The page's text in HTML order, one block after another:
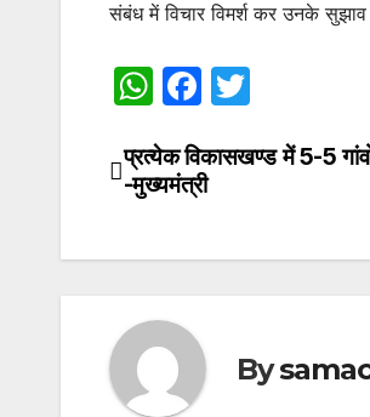
संबंध में विचार विमर्श कर उनके सुझाव
W
at
s
p
F
c
e
k
itt
Post
प्रत्येक विकासखण्ड में 5-5
-मुख्यमंत्री
By